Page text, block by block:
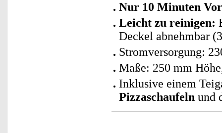
Nur 10 Minuten
Leicht zu reinigen:
Deckel abnehmbar
Stromversorgung:
Maße: 250 mm
Inklusive einem
Pizzaschaufeln und